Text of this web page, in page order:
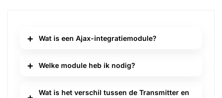
Wat is een Ajax-integratiemodule?
Welke module heb ik nodig?
Wat is het verschil tussen de Transmitter en